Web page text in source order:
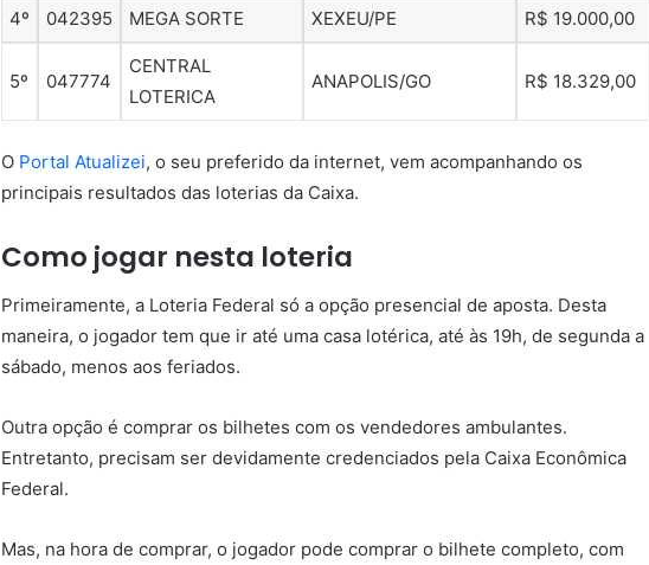
4º 042395 MEGA SORTE XEXEU/PE R$ 19.000,00
5º 047774
CENTRAL
LOTERICA
ANAPOLIS/GO R$ 18.329,00
O Portal Atualizei, o seu preferido da internet, vem acompanhando os
principais resultados das loterias da Caixa.
Como jogar nesta loteria
Primeiramente, a Loteria Federal só a opção presencial de aposta. Desta
maneira, o jogador tem que ir até uma casa lotérica, até às 19h, de segunda a
sábado, menos aos feriados.
Outra opção é comprar os bilhetes com os vendedores ambulantes.
Entretanto, precisam ser devidamente credenciados pela Caixa Econômica
Federal.
Mas, na hora de comprar, o jogador pode comprar o bilhete completo, com